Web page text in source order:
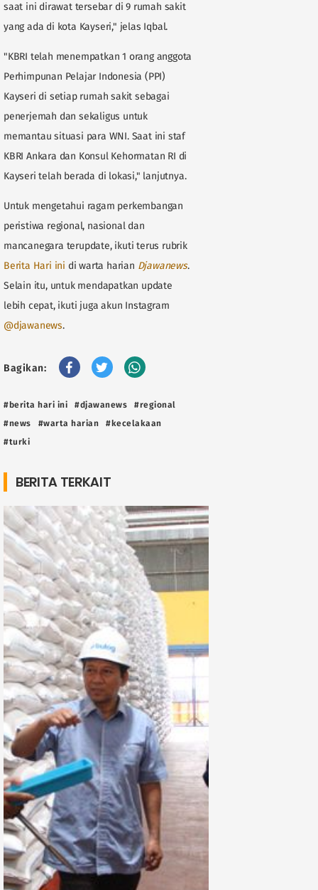
saat ini dirawat tersebar di 9 rumah sakit
yang ada di kota Kayseri," jelas Iqbal.
"KBRI telah menempatkan 1 orang anggota
Perhimpunan Pelajar Indonesia (PPI)
Kayseri di setiap rumah sakit sebagai
penerjemah dan sekaligus untuk
memantau situasi para WNI. Saat ini staf
KBRI Ankara dan Konsul Kehormatan RI di
Kayseri telah berada di lokasi," lanjutnya.
Untuk mengetahui ragam perkembangan
peristiwa regional, nasional dan
mancanegara terupdate, ikuti terus rubrik
Berita Hari ini di warta harian Djawanews.
Selain itu, untuk mendapatkan update
lebih cepat, ikuti juga akun Instagram
@djawanews.
Bagikan:
#berita hari ini #djawanews
#regional
#news
#warta harian
#kecelakaan
#turki
BERITA TERKAIT